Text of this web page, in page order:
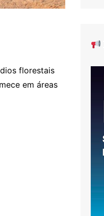
florestais
em áreas